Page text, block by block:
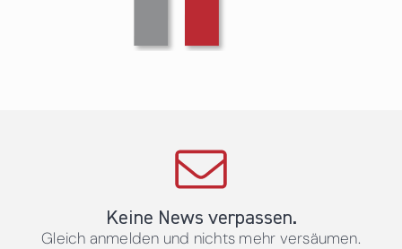
Keine News verpassen.
Gleich anmelden und nichts mehr versäumen.